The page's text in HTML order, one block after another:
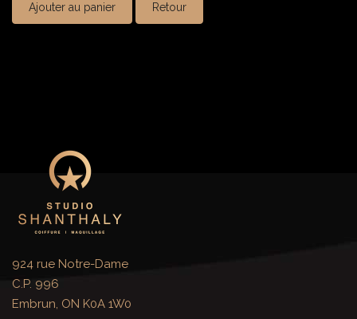
Ajouter au panier Retour
924 rue Notre-Dame
C.P. 996
Embrun, ON K0A 1W0